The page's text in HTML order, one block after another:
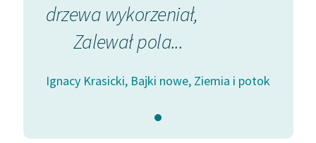
drzewa wykorzeniał,
Zalewał pola...
Ignacy Krasicki, Bajki nowe, Ziemia i potok